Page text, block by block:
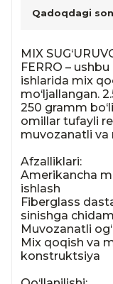
Qadoqdagi
MIX
FERRO –
ishlarida mix
mo‘ljallangan.
250 gramm
omillar tufayli
muvozanatli va
Afzalliklari:
Amerikancha
ishlash
Fiberglass
sinishga
Muvozanatli
Mix qoqish va
konstruktsiya